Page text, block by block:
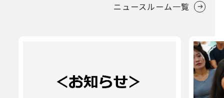
ニュースルーム一覧